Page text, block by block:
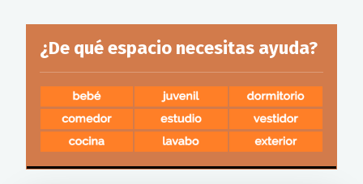
¿De qué espacio necesitas ayuda?